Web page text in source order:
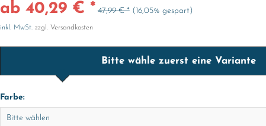
ab 40,29 € * 47,99 € * (16,05% gespart)
inkl. MwSt. zzgl. Versandkosten
Bitte wähle zuerst eine Variante
Farbe: